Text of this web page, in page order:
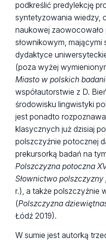
podkreślić predylekcję
syntetyzowania wiedzy,
naukowej zaowocowało
słownikowym,
dydaktyce
(poza wyżej
Miasto w polskich
współautorstwie z D.
środowisku lingwistyki
jest ponadto
klasycznych już dzisiaj
polszczyźnie potocznej
prekursorką badań na
Polszczyzna potoczna
Słownictwo
r.), a także polszczyźnie
(Polszczyzna
Łódź 2019).
W sumie jest autorką